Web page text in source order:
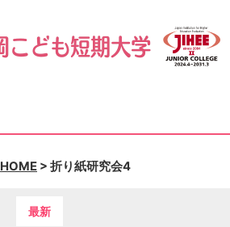
HOME > 折り紙研究会4
最新